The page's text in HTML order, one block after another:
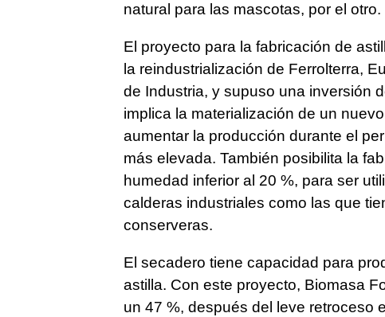
natural para las mascotas, por el otro.
El proyecto para la fabricación de
la reindustrialización de Ferrolterra,
de Industria, y supuso una inversión
implica la materialización de un
aumentar la producción durante el
más elevada. También posibilita la
humedad inferior al 20 %, para ser
calderas industriales como las que
conserveras.
El secadero tiene capacidad para
astilla. Con este proyecto, Biomasa
un 47 %, después del leve retroceso